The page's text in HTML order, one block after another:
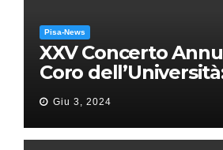
Pisa-News
XXV Concerto
Coro
“Messa in gloria” di
Puccini
Giu 3, 2024